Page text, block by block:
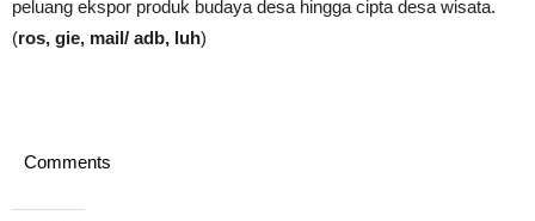
peluang ekspor produk budaya desa hingga cipta desa wisata.
(ros, gie, mail/ adb, luh)
Comments